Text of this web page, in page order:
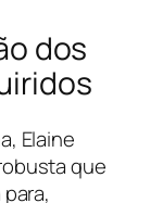
dos
Elaine
que